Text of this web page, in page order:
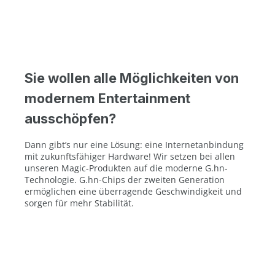
Sie wollen alle Möglichkeiten von
modernem Entertainment
ausschöpfen?
Dann gibt’s nur eine Lösung: eine Internetanbindung
mit zukunftsfähiger Hardware! Wir setzen bei allen
unseren Magic-Produkten auf die moderne G.hn-
Technologie. G.hn-Chips der zweiten Generation
ermöglichen eine überragende Geschwindigkeit und
sorgen für mehr Stabilität.